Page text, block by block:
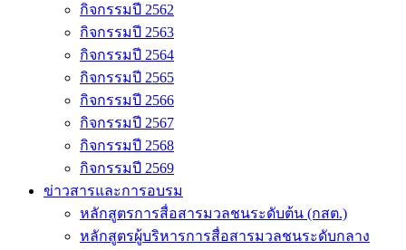
กิจกรรมปี 2562
กิจกรรมปี 2563
กิจกรรมปี 2564
กิจกรรมปี 2565
กิจกรรมปี 2566
กิจกรรมปี 2567
กิจกรรมปี 2568
กิจกรรมปี 2569
ข่าวสารและการอบรม
หลักสูตรการสื่อสารมวลชนระดับต้น (กสต.)
หลักสูตรผู้บริหารการสื่อสารมวลชนระดับกลาง